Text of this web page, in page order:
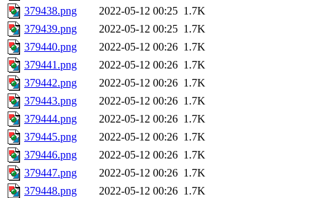
379438.png
2022-05-12 00:25 1.7K
379439.png
2022-05-12 00:25 1.7K
379440.png
2022-05-12 00:26 1.7K
379441.png
2022-05-12 00:26 1.7K
379442.png
2022-05-12 00:26 1.7K
379443.png
2022-05-12 00:26 1.7K
379444.png
2022-05-12 00:26 1.7K
379445.png
2022-05-12 00:26 1.7K
379446.png
2022-05-12 00:26 1.7K
379447.png
2022-05-12 00:26 1.7K
379448.png
2022-05-12 00:26 1.7K